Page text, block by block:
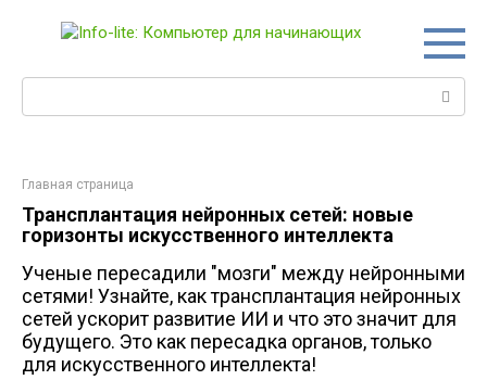
Главная страница
Трансплантация нейронных сетей: новые
горизонты искусственного интеллекта
Ученые пересадили "мозги" между нейронными
сетями! Узнайте, как трансплантация нейронных
сетей ускорит развитие ИИ и что это значит для
будущего. Это как пересадка органов, только
для искусственного интеллекта!